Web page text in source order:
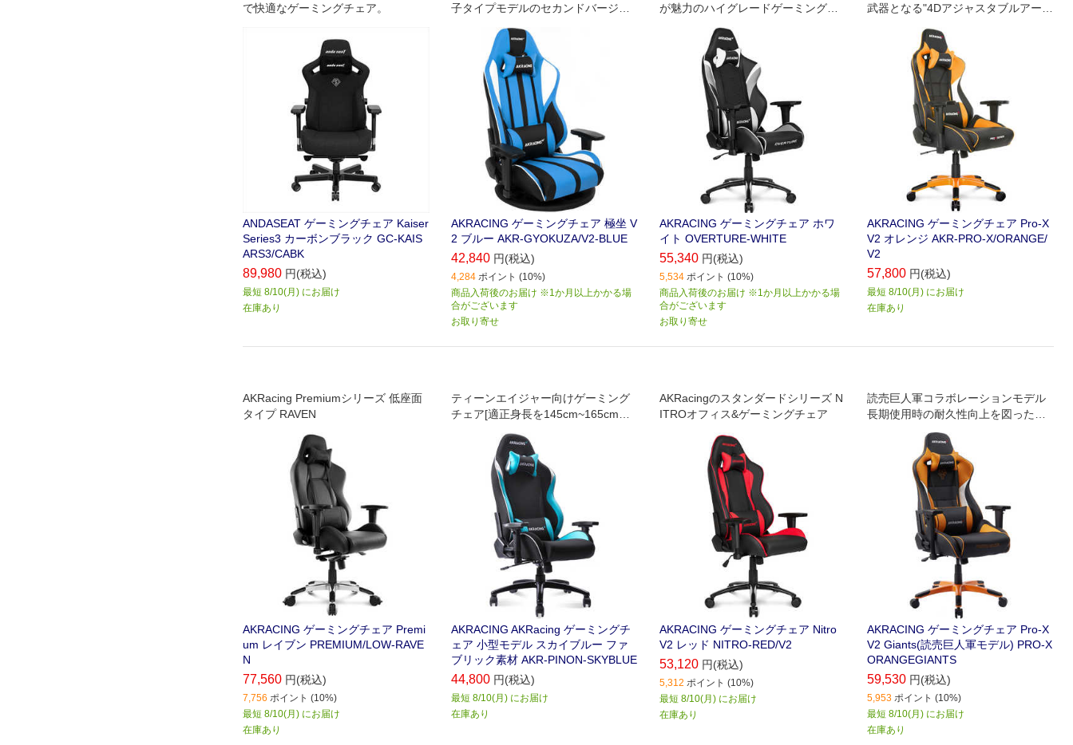
で快適なゲーミングチェア。
ANDASEAT ゲーミングチェア Kaiser
Series3 カーボンブラック GC-KAIS
ARS3/CABK
89,980 円(税込)
最短 8/10(月) にお届け
在庫あり
子タイプモデルのセカンドバージョ
AKRACING ゲーミングチェア 極坐 V
2 ブルー AKR-GYOKUZA/V2-BLUE
42,840 円(税込)
4,284 ポイント (10%)
商品入荷後のお届け ※1か月以上かかる場
合がございます
お取り寄せ
が魅力のハイグレードゲーミングチ
AKRACING ゲーミングチェア ホワ
イト OVERTURE-WHITE
55,340 円(税込)
5,534 ポイント (10%)
商品入荷後のお届け ※1か月以上かかる場
合がございます
お取り寄せ
武器となる"4Dアジャスタブルアーム
AKRACING ゲーミングチェア Pro-X
V2 オレンジ AKR-PRO-X/ORANGE/
V2
57,800 円(税込)
最短 8/10(月) にお届け
在庫あり
AKRacing Premiumシリーズ 低座面
タイプ RAVEN
AKRACING ゲーミングチェア Premi
um レイブン PREMIUM/LOW-RAVE
N
77,560 円(税込)
7,756 ポイント (10%)
最短 8/10(月) にお届け
在庫あり
ティーンエイジャー向けゲーミング
チェア[適正身長を145cm~165cmに
AKRACING AKRacing ゲーミングチ
ェア 小型モデル スカイブルー ファ
ブリック素材 AKR-PINON-SKYBLUE
44,800 円(税込)
最短 8/10(月) にお届け
在庫あり
AKRacingのスタンダードシリーズ N
ITROオフィス&ゲーミングチェア
AKRACING ゲーミングチェア Nitro
V2 レッド NITRO-RED/V2
53,120 円(税込)
5,312 ポイント (10%)
最短 8/10(月) にお届け
在庫あり
読売巨人軍コラボレーションモデル
長期使用時の耐久性向上を図った高
耐久PUレザー素材が張地として採用
されたPro-X V2シリーズ
AKRACING ゲーミングチェア Pro-X
V2 Giants(読売巨人軍モデル) PRO-X
ORANGEGIANTS
59,530 円(税込)
5,953 ポイント (10%)
最短 8/10(月) にお届け
在庫あり